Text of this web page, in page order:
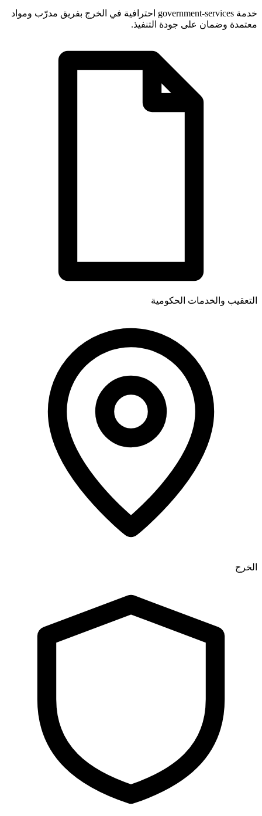
خدمة government-services احترافية في الخرج بفريق مدرّب ومواد
معتمدة وضمان على جودة التنفيذ.
التعقيب والخدمات الحكومية
الخرج